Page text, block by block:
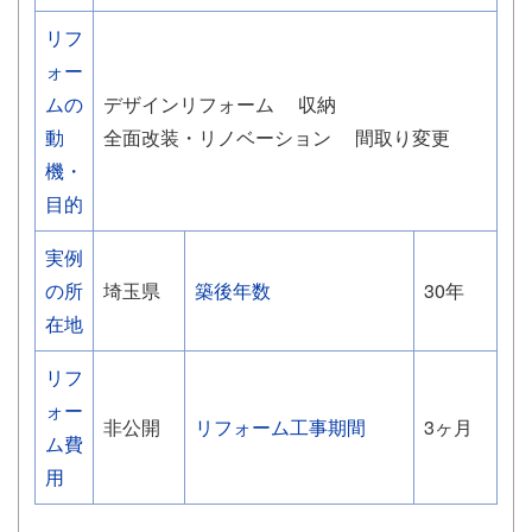
リフ
ォー
ムの
動
機・
目的
デザインリフォーム
収納
全面改装・リノベーション
間取り変更
実例
の所
在地
埼玉県 築後年数 30年
リフ
ォー
ム費
用
非公開 リフォーム工事期間 3ヶ月